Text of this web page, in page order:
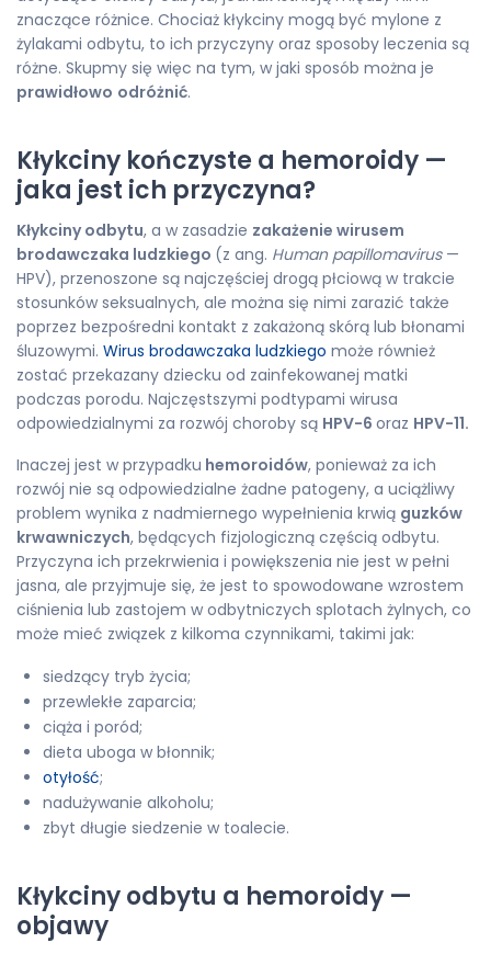
znaczące różnice. Chociaż kłykciny mogą być mylone z
żylakami odbytu, to ich przyczyny oraz sposoby leczenia są
różne. Skupmy się więc na tym, w jaki sposób można je
prawidłowo odróżnić.
Kłykciny kończyste a hemoroidy —
jaka jest ich przyczyna?
Kłykciny odbytu, a w zasadzie zakażenie wirusem
brodawczaka ludzkiego (z ang. Human papillomavirus—
HPV), przenoszone są najczęściej drogą płciową w trakcie
stosunków seksualnych, ale można się nimi zarazić także
poprzez bezpośredni kontakt z zakażoną skórą lub błonami
śluzowymi. Wirus brodawczaka ludzkiego może również
zostać przekazany dziecku od zainfekowanej matki
podczas porodu. Najczęstszymi podtypami wirusa
odpowiedzialnymi za rozwój choroby są HPV-6 oraz HPV-11.
Inaczej jest w przypadku hemoroidów, ponieważ za ich
rozwój nie są odpowiedzialne żadne patogeny, a uciążliwy
problem wynika z nadmiernego wypełnienia krwią guzków
krwawniczych, będących fizjologiczną częścią odbytu.
Przyczyna ich przekrwienia i powiększenia nie jest w pełni
jasna, ale przyjmuje się, że jest to spowodowane wzrostem
ciśnienia lub zastojem w odbytniczych splotach żylnych, co
może mieć związek z kilkoma czynnikami, takimi jak:
siedzący tryb życia;
przewlekłe zaparcia;
ciąża i poród;
dieta uboga w błonnik;
otyłość;
nadużywanie alkoholu;
zbyt długie siedzenie w toalecie.
Kłykciny odbytu a hemoroidy —
objawy